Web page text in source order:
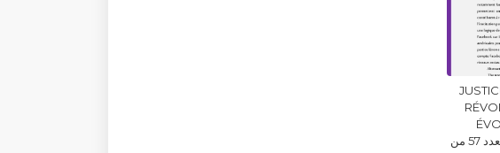
Mme Malika ZITOUNY - العدد 57 من